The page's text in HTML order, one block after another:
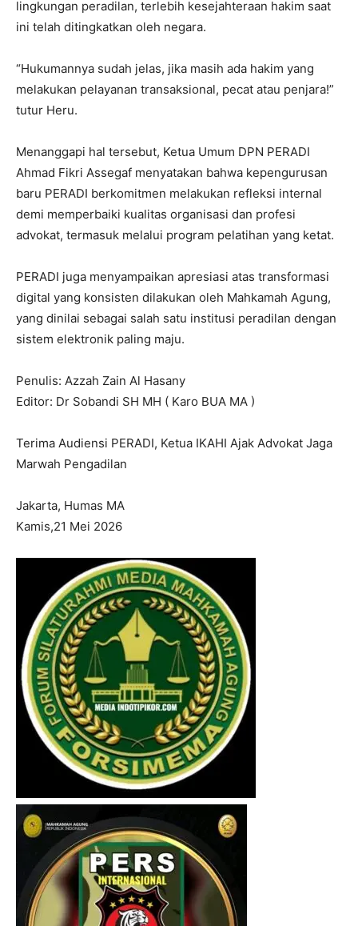
I've read and accept the Privacy Policy
lingkungan peradilan, terlebih kesejahteraan hakim saat
ini telah ditingkatkan oleh negara.
“Hukumannya sudah jelas, jika masih ada hakim yang
melakukan pelayanan transaksional, pecat atau penjara!”
tutur Heru.
Menanggapi hal tersebut, Ketua Umum DPN PERADI
Ahmad Fikri Assegaf menyatakan bahwa kepengurusan
baru PERADI berkomitmen melakukan refleksi internal
demi memperbaiki kualitas organisasi dan profesi
advokat, termasuk melalui program pelatihan yang ketat.
PERADI juga menyampaikan apresiasi atas transformasi
digital yang konsisten dilakukan oleh Mahkamah Agung,
yang dinilai sebagai salah satu institusi peradilan dengan
sistem elektronik paling maju.
Penulis: Azzah Zain Al Hasany
Editor: Dr Sobandi SH MH ( Karo BUA MA )
Terima Audiensi PERADI, Ketua IKAHI Ajak Advokat Jaga
Marwah Pengadilan
Jakarta, Humas MA
Kamis,21 Mei 2026